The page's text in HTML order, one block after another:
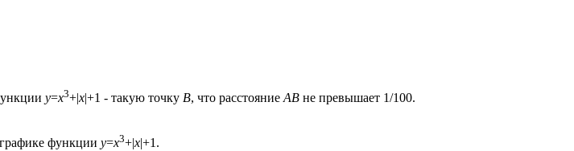
y=x3+|x|+1 - такую точку B, что расстояние AB не превышает 1/100.
функции y=x3+|x|+1.